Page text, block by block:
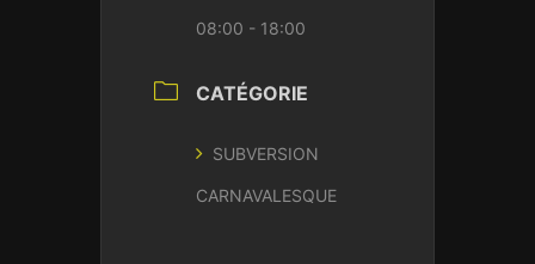
08:00 - 18:00
CATÉGORIE
SUBVERSION
CARNAVALESQUE